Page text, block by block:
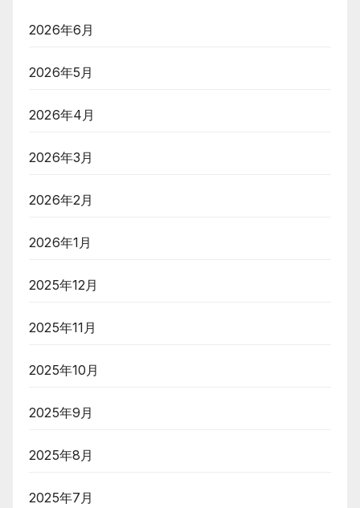
2026年6月
2026年5月
2026年4月
2026年3月
2026年2月
2026年1月
2025年12月
2025年11月
2025年10月
2025年9月
2025年8月
2025年7月